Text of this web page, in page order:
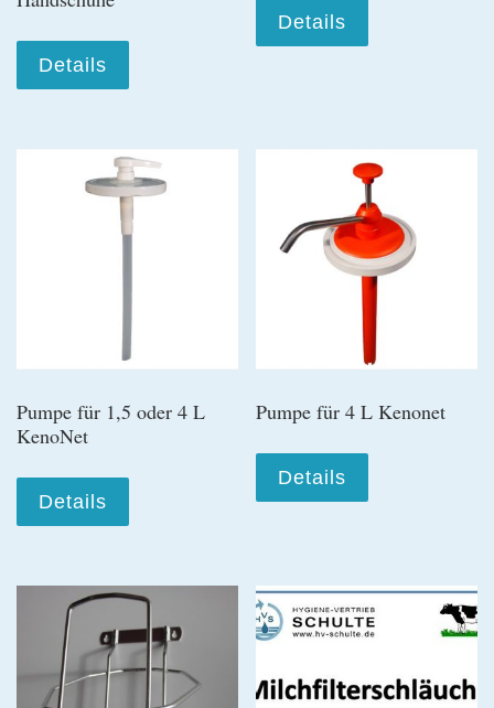
Details
Details
Pumpe für 1,5 oder 4 L
KenoNet
Details
Pumpe für 4 L Kenonet
Details